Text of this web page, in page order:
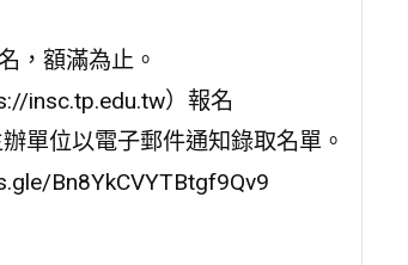
，額滿為止。
insc.tp.edu.tw）報名
單位以電子郵件通知錄取名單。
Bn8YkCVYTBtgf9Qv9